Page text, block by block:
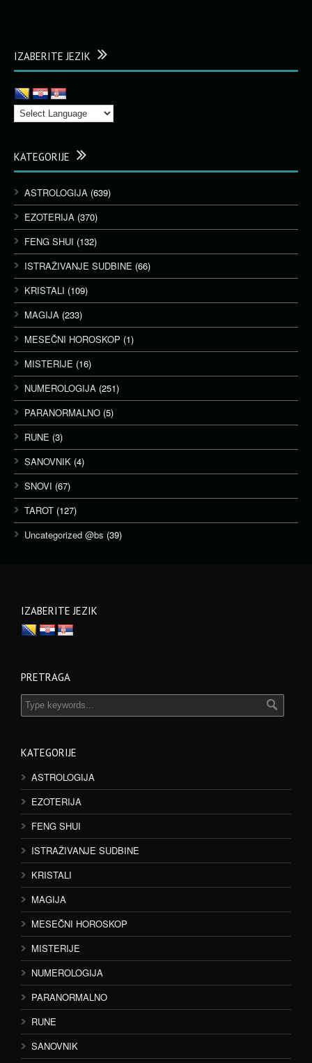
IZABERITE JEZIK
KATEGORIJE
ASTROLOGIJA (639)
EZOTERIJA (370)
FENG SHUI (132)
ISTRAŽIVANJE SUDBINE (66)
KRISTALI (109)
MAGIJA (233)
MESEČNI HOROSKOP (1)
MISTERIJE (16)
NUMEROLOGIJA (251)
PARANORMALNO (5)
RUNE (3)
SANOVNIK (4)
SNOVI (67)
TAROT (127)
Uncategorized @bs (39)
IZABERITE JEZIK
PRETRAGA
KATEGORIJE
ASTROLOGIJA
EZOTERIJA
FENG SHUI
ISTRAŽIVANJE SUDBINE
KRISTALI
MAGIJA
MESEČNI HOROSKOP
MISTERIJE
NUMEROLOGIJA
PARANORMALNO
RUNE
SANOVNIK